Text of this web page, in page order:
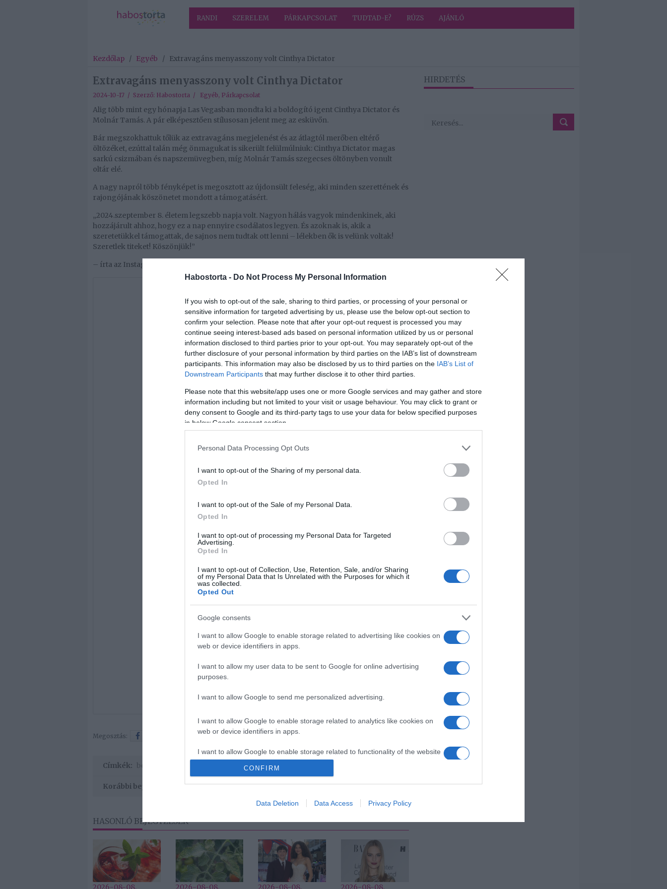
Habostorta - Do Not Process My Personal Information
If you wish to opt-out of the sale, sharing to third parties, or processing of your personal or
sensitive information for targeted advertising by us, please use the below opt-out section to
confirm your selection. Please note that after your opt-out request is processed you may
continue seeing interest-based ads based on personal information utilized by us or personal
information disclosed to third parties prior to your opt-out. You may separately opt-out of the
further disclosure of your personal information by third parties on the IAB’s list of downstream
participants. This information may also be disclosed by us to third parties on the IAB’s List of
Downstream Participants that may further disclose it to other third parties.
Please note that this website/app uses one or more Google services and may gather and store
information including but not limited to your visit or usage behaviour. You may click to grant or
deny consent to Google and its third-party tags to use your data for below specified purposes
in below Google consent section.
Personal Data Processing Opt Outs
I want to opt-out of the Sharing of my personal data.
Opted In
I want to opt-out of the Sale of my Personal Data.
Opted In
I want to opt-out of processing my Personal Data for Targeted
Advertising.
Opted In
I want to opt-out of Collection, Use, Retention, Sale, and/or Sharing
of my Personal Data that Is Unrelated with the Purposes for which it
was collected.
Opted Out
Google consents
I want to allow Google to enable storage related to advertising like cookies on
web or device identifiers in apps.
I want to allow my user data to be sent to Google for online advertising
purposes.
I want to allow Google to send me personalized advertising.
I want to allow Google to enable storage related to analytics like cookies on
web or device identifiers in apps.
I want to allow Google to enable storage related to functionality of the website
or app.
CONFIRM
Data Deletion Data Access Privacy Policy
RANDI SZERELEM PÁRKAPCSOLAT TUDTAD-E? RÚZS AJÁNLÓ
Kezdőlap / Egyéb / Extravagáns menyasszony volt Cinthya Dictator
Extravagáns menyasszony volt Cinthya Dictator
2024-10-17 / Szerző: Habostorta / Egyéb, Párkapcsolat
Alig több mint egy hónapja Las Vegasban mondta ki a boldogító igent Cinthya Dictator és
Molnár Tamás. A pár elképesztően stílusosan jelent meg az esküvőn.
Bár megszokhattuk tőlük az extravagáns megjelenést és az átlagtól merőben eltérő
öltözéket, ezúttal talán még önmagukat is sikerült felülmúlniuk: Cinthya Dictator magas
sarkú csizmában és napszemüvegben, míg Molnár Tamás szegecses öltönyben vonult
oltár elé.
A nagy napról több fényképet is megosztott az újdonsült feleség, aki minden szerettének és
rajongójának köszönetet mondott a támogatásért.
„2024.szeptember 8. életem legszebb napja volt. Nagyon hálás vagyok mindenkinek, aki
hozzájárult ahhoz, hogy ez a nap ennyire csodálatos legyen. És azoknak is, akik a
szeretetükkel támogattak, de sajnos nem tudtak ott lenni – lélekben ők is velünk voltak!
Szeretlek titeket! Köszönjük!”
– írta az Instagram-oldalán Cinthya Dictator.
Megosztás: Twitter Pinterest
Címkék: boldogság Cinthya Dictator
Korábbi bejegyzések Következő bejegyzés
HASONLÓ BEJEGYZÉSEK
2026-08-08. 2026-08-08. 2026-08-08. 2026-08-08.
HIRDETÉS